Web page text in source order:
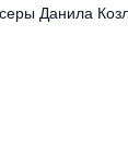
Данила